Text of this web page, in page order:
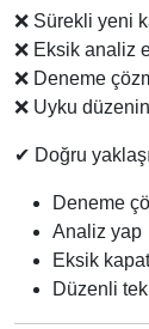
❌ Sürekli yeni
❌ Eksik analiz
❌ Deneme
❌ Uyku
✔ Doğru
Deneme
Analiz yap
Eksik kapat
Düzenli